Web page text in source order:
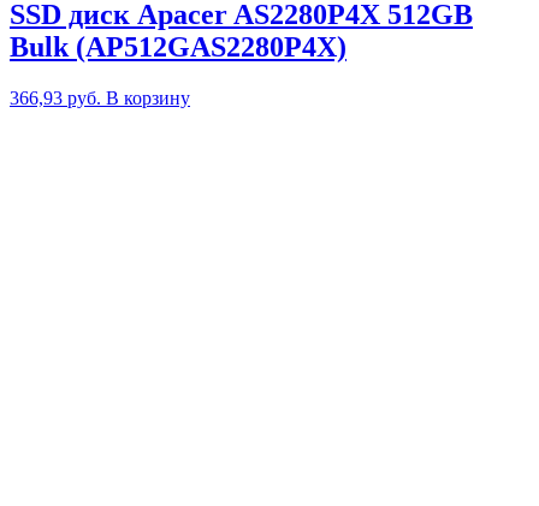
SSD диск Apacer AS2280P4X 512GB
Bulk (AP512GAS2280P4X)
366,93 руб. В корзину